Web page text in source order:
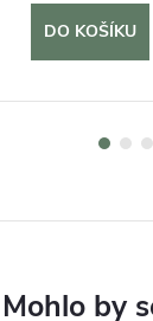
DO KOŠÍKU